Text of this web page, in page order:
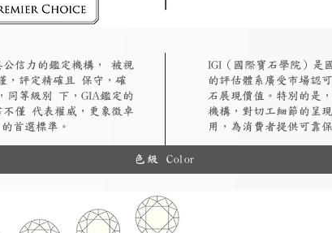
公信力的鑑定機構， 被視
，評定精確且 保守，確
同等級別 下，GIA鑑定的
僅 代表權威，更象徵卓
首選標準。
​IGI（國際寶石學院）是
的評估體系廣受市場認
石展現價值。特別的是
機構，對切工細節的呈
用，為消費者提供可靠
色級 Color